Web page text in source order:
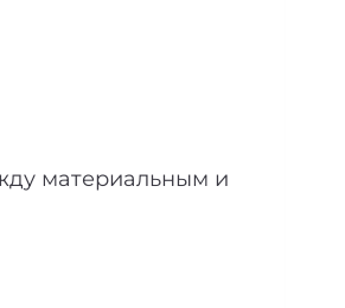
материальным и